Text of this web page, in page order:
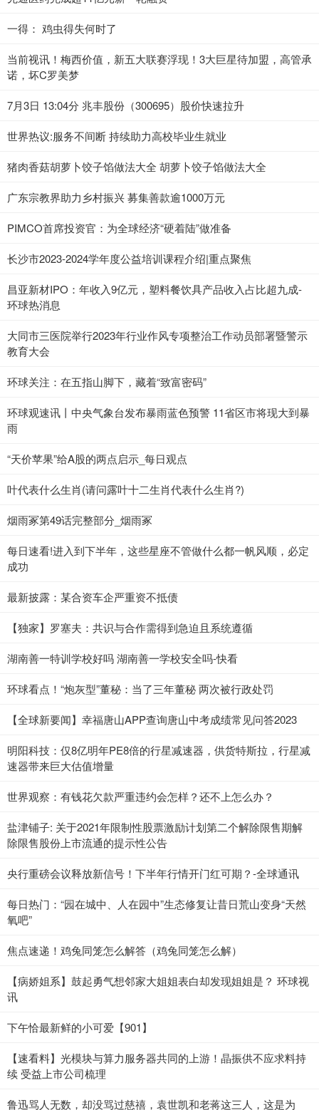
一得： 鸡虫得失何时了
当前视讯！梅西价值，新五大联赛浮现！3大巨星待加盟，高管承
诺，坏C罗美梦
7月3日 13:04分 兆丰股份（300695）股价快速拉升
世界热议:服务不间断 持续助力高校毕业生就业
猪肉香菇胡萝卜饺子馅做法大全 胡萝卜饺子馅做法大全
广东宗教界助力乡村振兴 募集善款逾1000万元
PIMCO首席投资官：为全球经济“硬着陆”做准备
长沙市2023-2024学年度公益培训课程介绍|重点聚焦
昌亚新材IPO：年收入9亿元，塑料餐饮具产品收入占比超九成-
环球热消息
大同市三医院举行2023年行业作风专项整治工作动员部署暨警示
教育大会
环球关注：在五指山脚下，藏着“致富密码”
环球观速讯丨中央气象台发布暴雨蓝色预警 11省区市将现大到暴
雨
“天价苹果”给A股的两点启示_每日观点
叶代表什么生肖(请问露叶十二生肖代表什么生肖?)
烟雨冢第49话完整部分_烟雨冢
每日速看!进入到下半年，这些星座不管做什么都一帆风顺，必定
成功
最新披露：某合资车企严重资不抵债
【独家】罗塞夫：共识与合作需得到急迫且系统遵循
湖南善一特训学校好吗 湖南善一学校安全吗-快看
环球看点！“炮灰型”董秘：当了三年董秘 两次被行政处罚
【全球新要闻】幸福唐山APP查询唐山中考成绩常见问答2023
明阳科技：仅8亿明年PE8倍的行星减速器，供货特斯拉，行星减
速器带来巨大估值增量
世界观察：有钱花欠款严重违约会怎样？还不上怎么办？
盐津铺子: 关于2021年限制性股票激励计划第二个解除限售期解
除限售股份上市流通的提示性公告
央行重磅会议释放新信号！下半年行情开门红可期？-全球通讯
每日热门：“园在城中、人在园中”生态修复让昔日荒山变身“天然
氧吧”
焦点速递！鸡兔同笼怎么解答（鸡兔同笼怎么解）
【病娇姐系】鼓起勇气想邻家大姐姐表白却发现姐姐是？ 环球视
讯
下午恰最新鲜的小可爱【901】
【速看料】光模块与算力服务器共同的上游！晶振供不应求料持
续 受益上市公司梳理
鲁迅骂人无数，却没骂过慈禧，袁世凯和老蒋这三人，这是为